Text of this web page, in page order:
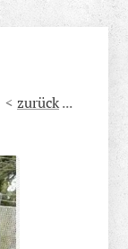
< zurück...